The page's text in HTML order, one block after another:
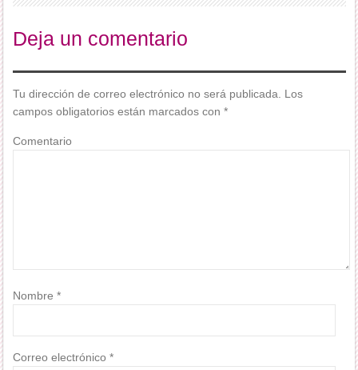
Deja un comentario
Tu dirección de correo electrónico no será publicada.
Los
campos obligatorios están marcados con*
Comentario
Nombre*
Correo electrónico*